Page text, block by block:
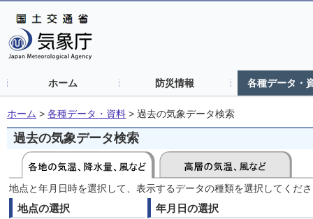
ホーム 防災情報 各種データ・
ホーム > 各種データ・資料 > 過去の気象データ検索
過去の気象データ検索
地点と年月日時を選択して、表示するデータの種類を選択してくだ
地点の選択 年月日の選択